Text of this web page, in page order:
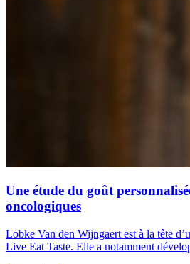
Une étude du goût
oncologiques
Lobke Van den Wijngaert est à la tête
Live Eat Taste. Elle a notamment